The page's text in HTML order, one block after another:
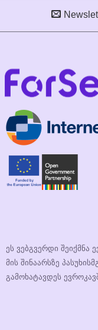
ეს ვებგვერდი შეიქმნა
მის შინაარსზე
გამოხატავდეს